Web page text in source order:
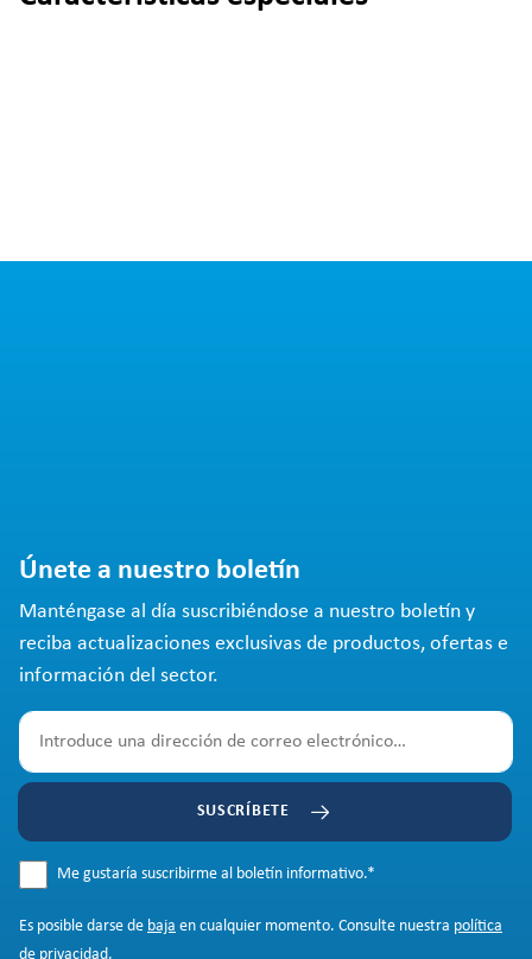
Únete a nuestro boletín
Manténgase al día suscribiéndose a nuestro boletín y
reciba actualizaciones exclusivas de productos, ofertas e
información del sector.
SUSCRÍBETE
Me gustaría suscribirme al boletín informativo.*
Es posible darse de baja en cualquier momento. Consulte nuestra política
de privacidad.